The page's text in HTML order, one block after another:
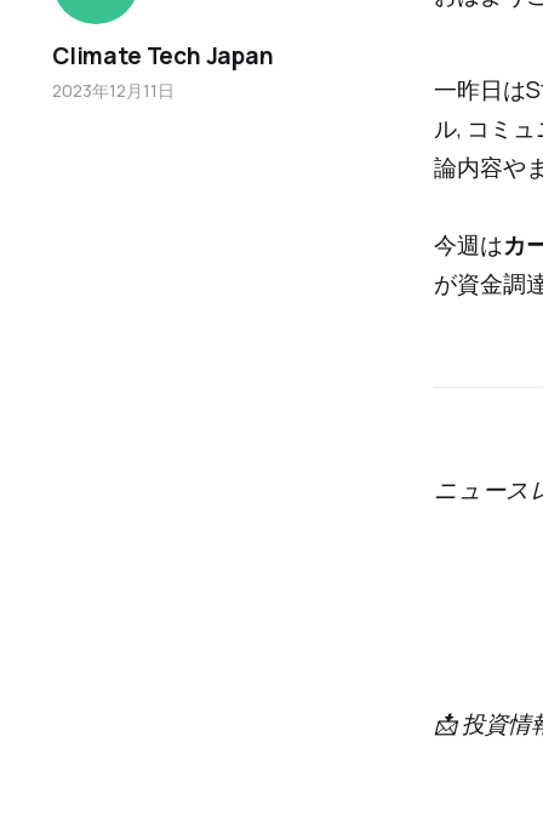
一昨日は
ル, コミ
論内容や
今週はカ
が資金調
ニュース
📩 投資情
Climate Tech Japan
2023年12月11日